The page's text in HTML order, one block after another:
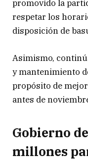
promovido la
respetar los
disposición de
Asimismo,
y mantenimiento
propósito de
antes de
Gobierno
millones